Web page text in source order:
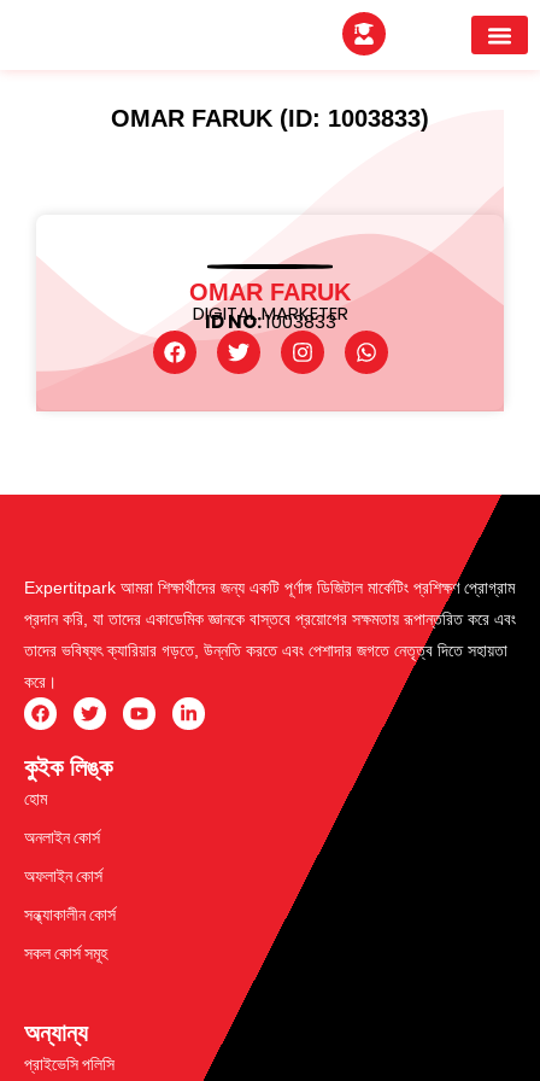
OMAR FARUK (ID: 1003833)
OMAR FARUK
DIGITAL MARKETER
ID NO:1003833
Expertitpark আমরা শিক্ষার্থীদের জন্য একটি পূর্ণাঙ্গ ডিজিটাল মার্কেটিং প্রশিক্ষণ প্রোগ্রাম
প্রদান করি, যা তাদের একাডেমিক জ্ঞানকে বাস্তবে প্রয়োগের সক্ষমতায় রূপান্তরিত করে এবং
তাদের ভবিষ্যৎ ক্যারিয়ার গড়তে, উন্নতি করতে এবং পেশাদার জগতে নেতৃত্ব দিতে সহায়তা
করে।
কুইক লিঙ্ক
হোম
অনলাইন কোর্স
অফলাইন কোর্স
সন্ধ্যাকালীন কোর্স
সকল কোর্স সমূহ
অন্যান্য
প্রাইভেসি পলিসি